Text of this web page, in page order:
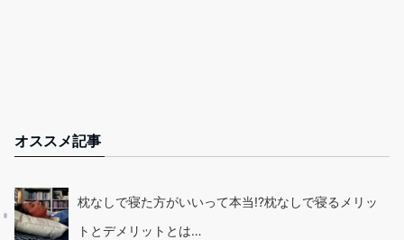
オススメ記事
枕なしで寝た方がいいって本当!?枕なしで寝るメリッ
トとデメリットとは…